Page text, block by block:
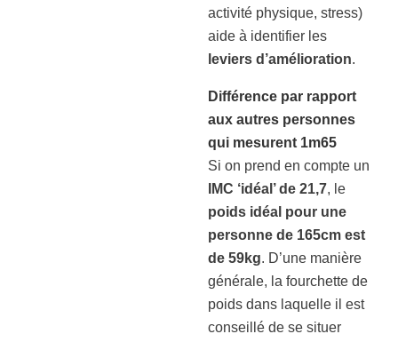
activité physique, stress)
aide à identifier les
leviers d’amélioration.
Différence par rapport
aux autres personnes
qui mesurent 1m65
Si on prend en compte un
IMC ‘idéal’ de 21,7, le
poids idéal pour une
personne de 165cm est
de 59kg. D’une manière
générale, la fourchette de
poids dans laquelle il est
conseillé de se situer